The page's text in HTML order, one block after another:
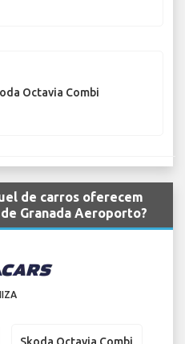
Octavia Combi
de carros oferecem
Granada Aeroporto?
Skoda Octavia Combi